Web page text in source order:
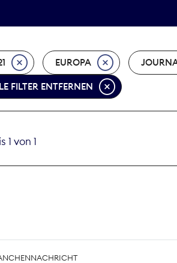
EUROPA
FILTER ENTFERNEN
1 von 1